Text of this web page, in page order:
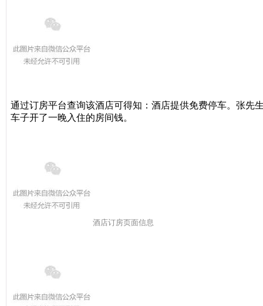
通过订房平台查询该酒店可得知：酒店提供免费停车。张先
车子开了一晚入住的房间钱。
酒店订房页面信息